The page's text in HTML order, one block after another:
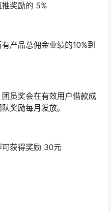
奖励的 5%
产品总佣金业绩的10%到
员奖会在有效用户借款成
奖励每月发放。
获得奖励 30元